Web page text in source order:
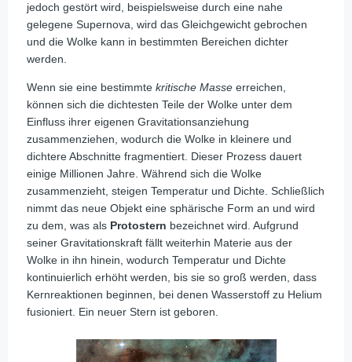
jedoch gestört wird, beispielsweise durch eine nahe
gelegene Supernova, wird das Gleichgewicht gebrochen
und die Wolke kann in bestimmten Bereichen dichter
werden.
Wenn sie eine bestimmte kritische Masse erreichen,
können sich die dichtesten Teile der Wolke unter dem
Einfluss ihrer eigenen Gravitationsanziehung
zusammenziehen, wodurch die Wolke in kleinere und
dichtere Abschnitte fragmentiert. Dieser Prozess dauert
einige Millionen Jahre. Während sich die Wolke
zusammenzieht, steigen Temperatur und Dichte. Schließlich
nimmt das neue Objekt eine sphärische Form an und wird
zu dem, was als Protostern bezeichnet wird. Aufgrund
seiner Gravitationskraft fällt weiterhin Materie aus der
Wolke in ihn hinein, wodurch Temperatur und Dichte
kontinuierlich erhöht werden, bis sie so groß werden, dass
Kernreaktionen beginnen, bei denen Wasserstoff zu Helium
fusioniert. Ein neuer Stern ist geboren.